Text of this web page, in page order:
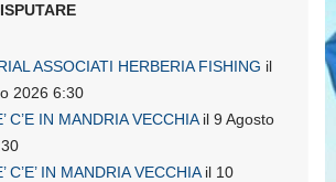
ASSOCIATI HERBERIA FISHING il
2026 6:30
C’E IN MANDRIA VECCHIAil 9 Agosto
C’E’ IN MANDRIA VECCHIAil 10